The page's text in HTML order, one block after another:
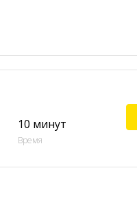
10 минут
Время